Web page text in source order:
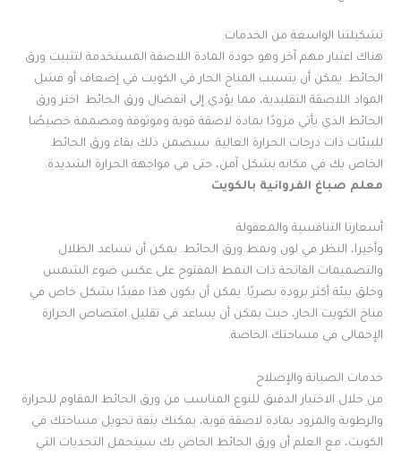
تشكيلتنا الواسعة من الخدمات
هناك اعتبار مهم آخر وهو جودة المادة اللاصقة المستخدمة لتثبيت ورق
الحائط. يمكن أن يتسبب المناخ الحار في الكويت في إضعاف أو فشل
المواد اللاصقة التقليدية، مما يؤدي إلى انفصال ورق الحائط. اختر ورق
الحائط الذي يأتي مزودًا بمادة لاصقة قوية وموثوقة ومصممة خصيصًا
للبيئات ذات درجات الحرارة العالية. سيضمن ذلك بقاء ورق الحائط
الخاص بك في مكانه بشكل آمن، حتى في مواجهة الحرارة الشديدة.
معلم صباغ الفروانية بالكويت
أسعارنا التنافسية والمعقولة
وأخيرا، النظر في لون ونمط ورق الحائط. يمكن أن تساعد الظلال
والتصميمات الفاتحة ذات النمط المفتوح على عكس ضوء الشمس
وخلق بيئة أكثر برودة بصريًا. يمكن أن يكون هذا مفيدًا بشكل خاص في
مناخ الكويت الحار، حيث يمكن أن يساعد في تقليل امتصاص الحرارة
الإجمالي في مساحتك الخاصة.
خدمات الصيانة والإصلاح
من خلال الاختيار الدقيق للنوع المناسب من ورق الحائط المقاوم للحرارة
والرطوبة والمزود بمادة لاصقة قوية، يمكنك بثقة تحويل مساحتك في
الكويت، مع العلم أن ورق الحائط الخاص بك سيتحمل التحديات التي